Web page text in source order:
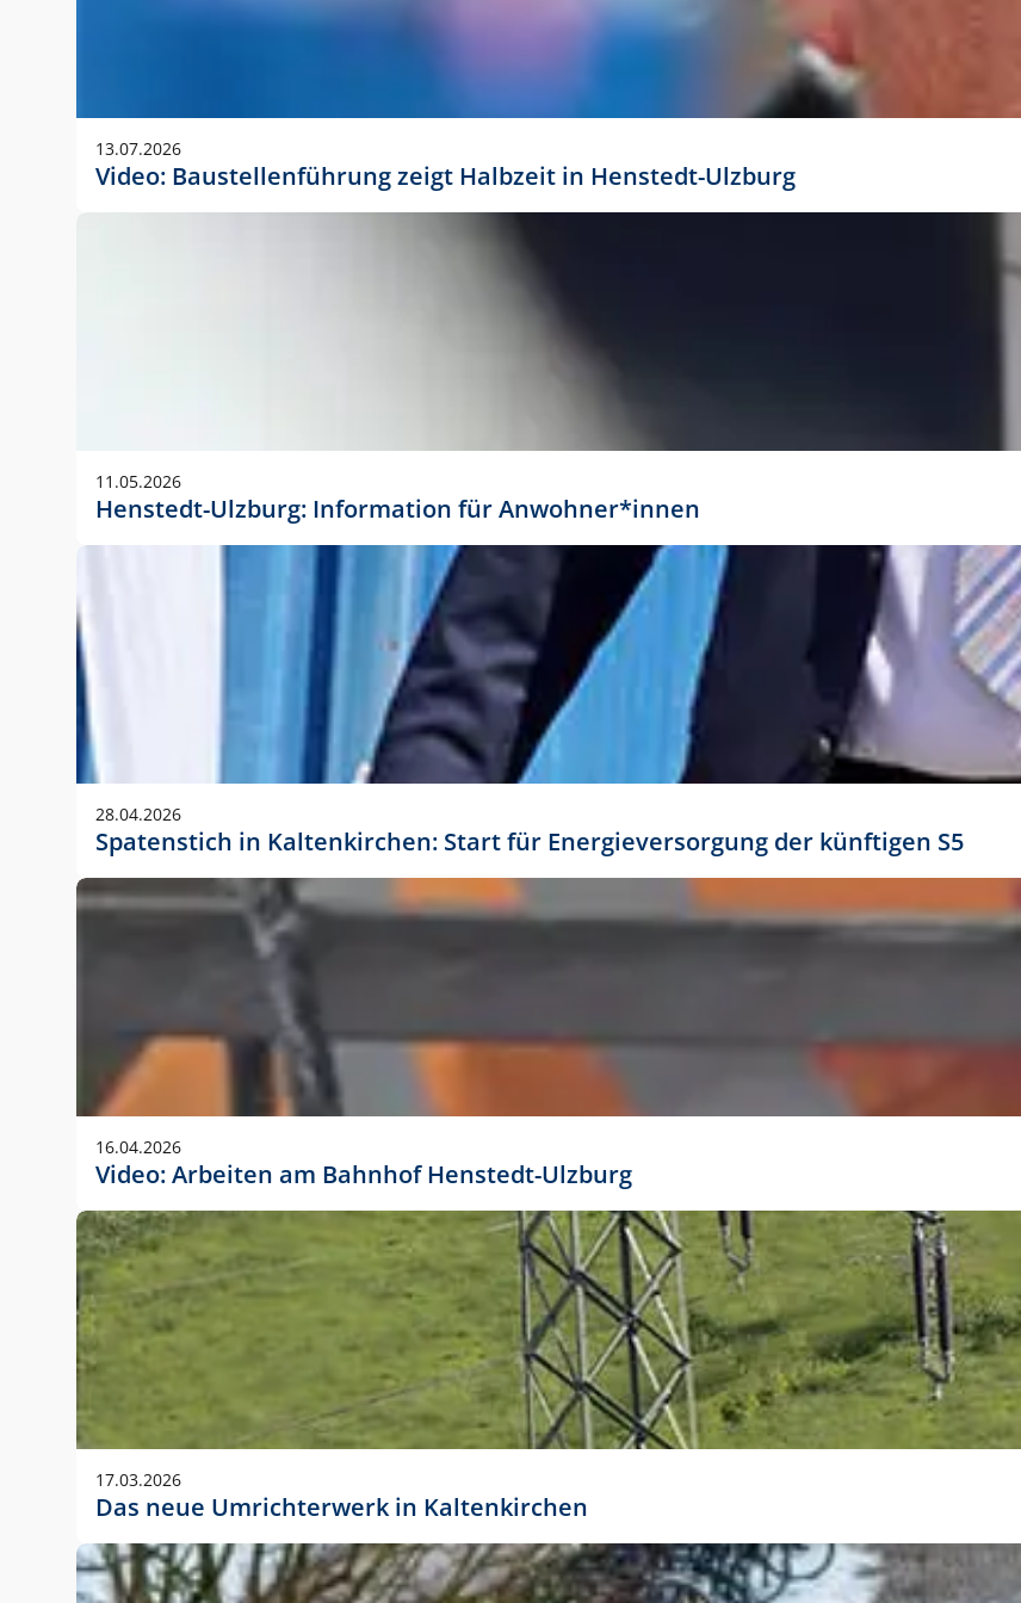
Anwendungsgröße im Layout:
Die Logohöhe beträgt 4 – 10 % der jeweiligen Formathöhe. Daraus ergeben sich für gängige Formate
folgende fest definierte Anwendungsgrößen im Layout:
DIN A3 – 15 mm hoch (5 %)
DIN A1 – 39 mm hoch (5 %)
DIN lang – 10 mm hoch (5 %)
1080 x 1080 px – 78 px hoch (7 %)
In Ausnahmefällen darf das Logo jedoch auch größer oder kleiner gesetzt werden. Dazu bedarf es jedoch
stets der vorherigen Absprache mit der Marketingabteilung.
13.07.2026
Video: Baustellenführung zeigt Halbzeit in Henstedt-Ulzburg
11.05.2026
Henstedt-Ulzburg: Information für Anwohner*innen
28.04.2026
Spatenstich in Kaltenkirchen: Start für Energieversorgung der künftigen S5
16.04.2026
Video: Arbeiten am Bahnhof Henstedt-Ulzburg
17.03.2026
Das neue Umrichterwerk in Kaltenkirchen